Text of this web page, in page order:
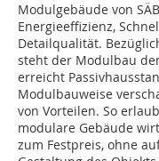
Modulgebäude von
Energieeffizienz,
Detailqualität.
steht der Modulbau
erreicht
Modulbauweise
von Vorteilen. So
modulare Gebäude
zum Festpreis, ohne